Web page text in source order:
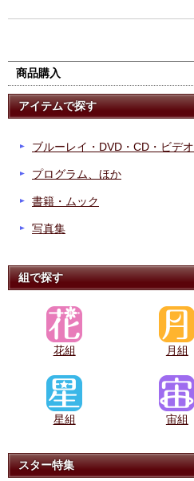
商品購入
アイテムで探す
ブルーレイ・DVD・CD・ビデオ
プログラム、ほか
書籍・ムック
写真集
組で探す
花組 月組
星組 宙組
スター特集